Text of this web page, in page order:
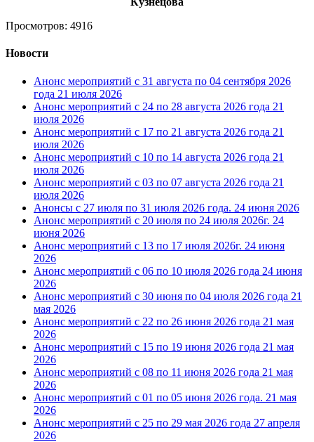
Просмотров: 4916
Новости
Анонс мероприятий с 31 августа по 04 сентября 2026
года 21 июля 2026
Анонс мероприятий с 24 по 28 августа 2026 года 21
июля 2026
Анонс мероприятий с 17 по 21 августа 2026 года 21
июля 2026
Анонс мероприятий с 10 по 14 августа 2026 года 21
июля 2026
Анонс мероприятий с 03 по 07 августа 2026 года 21
июля 2026
Анонсы с 27 июля по 31 июля 2026 года. 24 июня 2026
Анонс мероприятий с 20 июля по 24 июля 2026г. 24
июня 2026
Анонс мероприятий с 13 по 17 июля 2026г. 24 июня
2026
Анонс мероприятий с 06 по 10 июля 2026 года 24 июня
2026
Анонс мероприятий с 30 июня по 04 июля 2026 года 21
мая 2026
Анонс мероприятий с 22 по 26 июня 2026 года 21 мая
2026
Анонс мероприятий с 15 по 19 июня 2026 года 21 мая
2026
Анонс мероприятий с 08 по 11 июня 2026 года 21 мая
2026
Анонс мероприятий с 01 по 05 июня 2026 года. 21 мая
2026
Анонс мероприятий с 25 по 29 мая 2026 года 27 апреля
2026